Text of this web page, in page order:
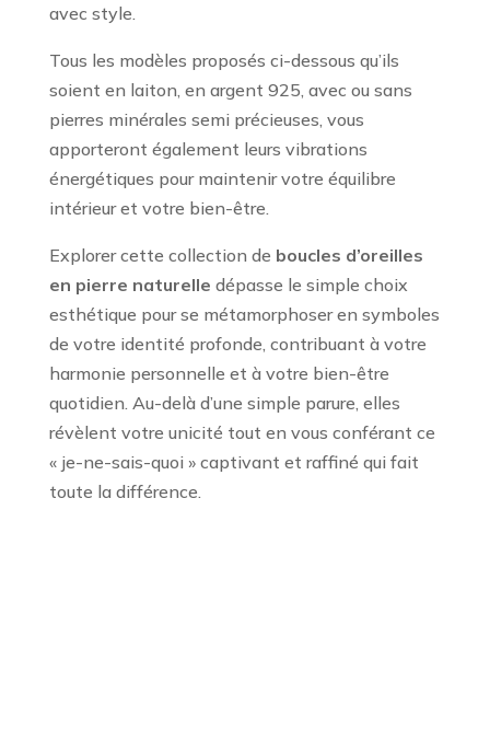
avec style.
Tous les modèles proposés ci-dessous qu’ils
soient en laiton, en argent 925, avec ou sans
pierres minérales semi précieuses, vous
apporteront également leurs vibrations
énergétiques pour maintenir votre équilibre
intérieur et votre bien-être.
Explorer cette collection de boucles d’oreilles
en pierre naturelle dépasse le simple choix
esthétique pour se métamorphoser en symboles
de votre identité profonde, contribuant à votre
harmonie personnelle et à votre bien-être
quotidien. Au-delà d’une simple parure, elles
révèlent votre unicité tout en vous conférant ce
« je-ne-sais-quoi » captivant et raffiné qui fait
toute la différence.